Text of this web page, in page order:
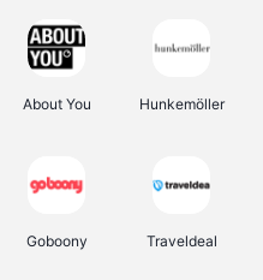
About You Hunkemöller
Goboony Traveldeal